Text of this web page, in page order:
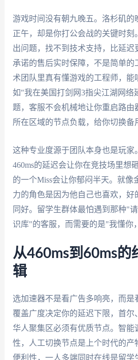
游戏时间没有朝九晚五。洛杉矶的
正午，却是你打公会战的关键时刻
出问题，找不到技术支持，比延迟
承诺的售后实时保障，不是简单的
术团队里真有懂游戏的工程师，能
如"我在美国打剑网3指尖江湖网络
题，客服不会机械地让你重启路由
所在区域的节点负载，给你切换备
这种专业度源于团队本身也是玩家
460ms的延迟会让你在竞技场里想
的一个Miss会让你郁闷半天。就像
力的角色是因为他自己也喜欢，好
同好。留学生群体最怕遇到那种"
识库"的客服，而需要的是"我懂你
从460ms到60ms的
辑
选加速器不是看广告多响亮，而是
覆盖广度决定你的延迟下限，首尔
华人聚集区必须有优质节点。智能
性，人工切换节点是上个时代的产
便利性，一人多端同时在线是留学